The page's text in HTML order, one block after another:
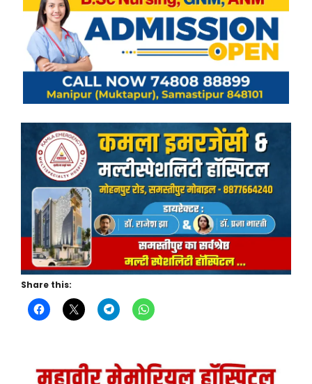
Share this: